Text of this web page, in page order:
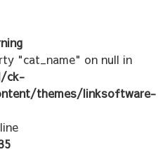
"cat_name" on null in
ck-
themes/linksoftware-